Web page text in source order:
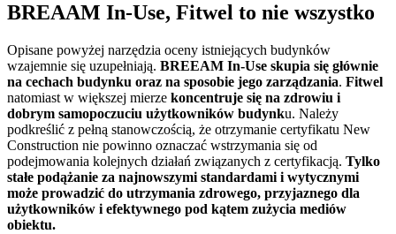
BREAAM In-Use, Fitwel to nie wszystko
Opisane powyżej narzędzia oceny istniejących budynków
wzajemnie się uzupełniają. BREEAM In-Use skupia się głównie
na cechach budynku oraz na sposobie jego zarządzania. Fitwel
natomiast w większej mierze koncentruje się na zdrowiu i
dobrym samopoczuciu użytkowników budynku. Należy
podkreślić z pełną stanowczością, że otrzymanie certyfikatu New
Construction nie powinno oznaczać wstrzymania się od
podejmowania kolejnych działań związanych z certyfikacją. Tylko
stałe podążanie za najnowszymi standardami i wytycznymi
może prowadzić do utrzymania zdrowego, przyjaznego dla
użytkowników i efektywnego pod kątem zużycia mediów
obiektu.